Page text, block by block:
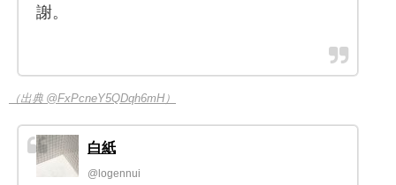
謝。
（出典 @FxPcneY5QDqh6mH）
白紙
@logennui